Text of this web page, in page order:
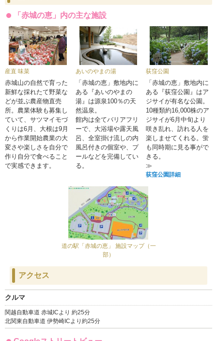
「赤城の恵」内の主な施設
産直 味菜
赤城山の自然で育った
新鮮な採れたて野菜な
どが並ぶ農産物直売
所。農業体験も募集し
ていて、サツマイモづ
くりは6月、大根は9月
から作業開始農業の大
変さや楽しさを自分で
作り自分で食べること
で実感できます。
あいのやまの湯
「赤城の恵」敷地内に
ある『あいのやまの
湯』は源泉100％の天
然温泉。
館内は全てバリアフリ
ーで、大浴場や露天風
呂、全室掛け流しの内
風呂付きの個室や、プ
ールなどを完備してい
る。
荻窪公園
「赤城の恵」敷地内に
ある『荻窪公園』はア
ジサイが有名な公園。
10種類約16,000株のア
ジサイが6月中旬より
咲き乱れ、訪れる人を
楽しませてくれる。蛍
も同時期に見る事がで
きる。
≫
荻窪公園詳細
道の駅「赤城の恵」 施設マップ（一
部）
アクセス
クルマ
関越自動車道 赤城ICより 約25分
北関東自動車道 伊勢崎ICより約25分